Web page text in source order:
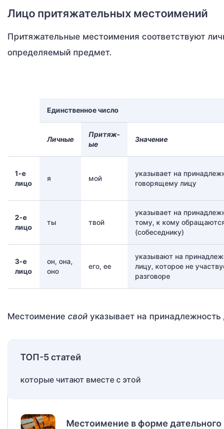
Лицо притяжательных местоимений
Притяжательные местоимения соответствуют
определяемый предмет.
Единственное число
Личные
Притяж-
ые
Значение
1-е
лицо
я мой
указывает на
говорящему лицу
2-е
лицо
ты твой
указывает на
тому, к кому
(собеседнику)
3-е
лицо
он, она,
оно
его, ее
указывают на
лицу, которое не
разговоре
Местоимение свой указывает на
ТОП-5 статей
которые читают вместе с этой
Местоимение в форме дательного